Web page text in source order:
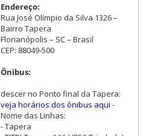
Endereço:
Rua José Olímpio da Silva 1326 –
Bairro Tapera
Florianópolis – SC – Brasil
CEP: 88049-500
Ônibus:
descer no Ponto final da Tapera:
veja horários dos ônibus aqui -
Nome das Linhas:
- Tapera